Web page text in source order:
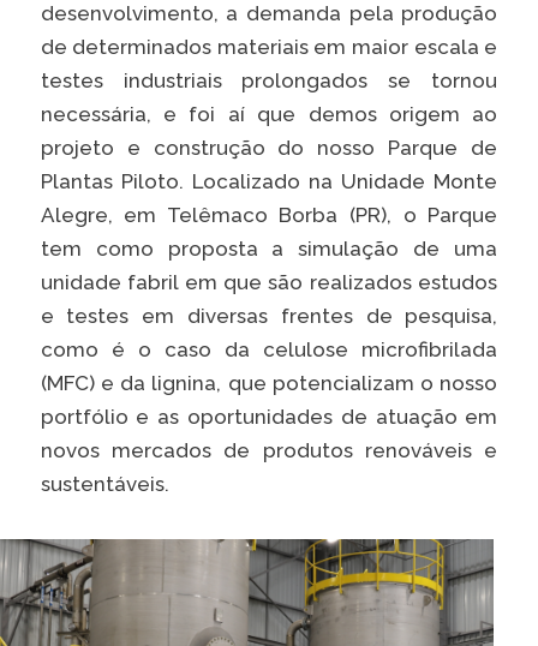
desenvolvimento, a demanda pela produção
de determinados materiais em maior escala e
testes industriais prolongados se tornou
necessária, e foi aí que demos origem ao
projeto e construção do nosso Parque de
Plantas Piloto. Localizado na Unidade Monte
Alegre, em Telêmaco Borba (PR), o Parque
tem como proposta a simulação de uma
unidade fabril em que são realizados estudos
e testes em diversas frentes de pesquisa,
como é o caso da celulose microfibrilada
(MFC) e da lignina, que potencializam o nosso
portfólio e as oportunidades de atuação em
novos mercados de produtos renováveis e
sustentáveis.